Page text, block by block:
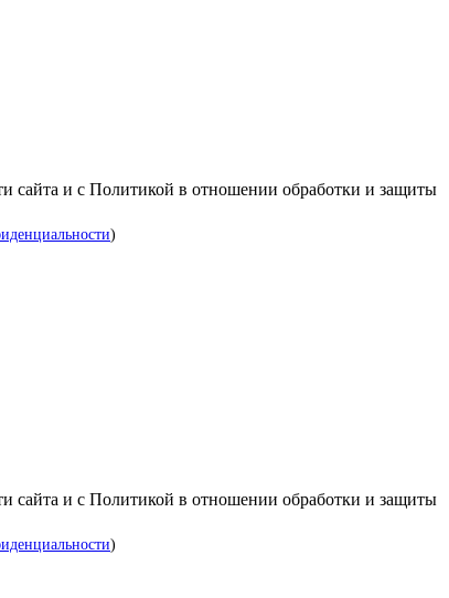
сайта и с Политикой в отношении обработки и защиты
)
сайта и с Политикой в отношении обработки и защиты
)